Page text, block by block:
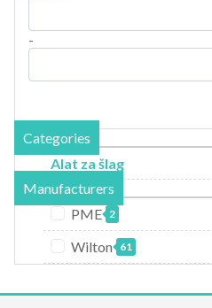
-
Categories
Alat za šlag
Manufacturers
PME 2
Wilton 61